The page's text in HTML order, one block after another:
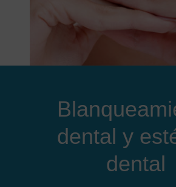
dental y
dental